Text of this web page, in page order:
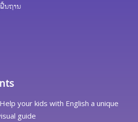
ນຖານ
Help your kids with English a unique
guide